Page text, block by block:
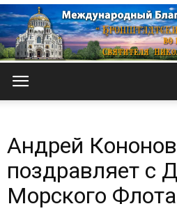
Андрей Кононов
поздравляет с
Морского Флота